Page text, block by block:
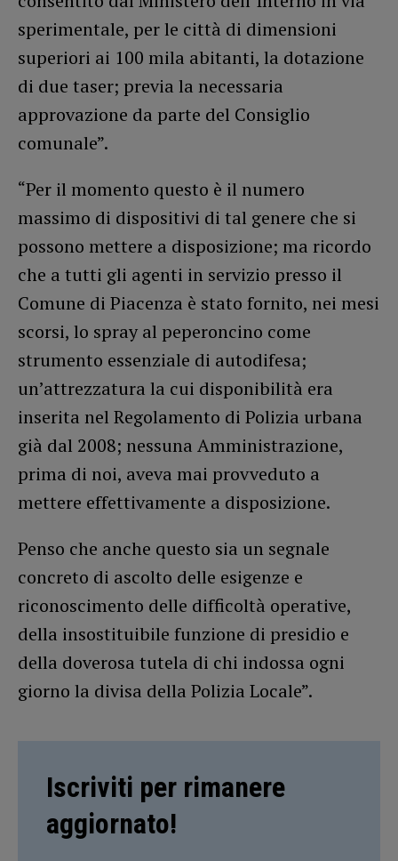
sperimentale, per le città di dimensioni
superiori ai 100 mila abitanti, la dotazione
di due taser; previa la necessaria
approvazione da parte del Consiglio
comunale”.
“Per il momento questo è il numero
massimo di dispositivi di tal genere che si
possono mettere a disposizione; ma ricordo
che a tutti gli agenti in servizio presso il
Comune di Piacenza è stato fornito, nei mesi
scorsi, lo spray al peperoncino come
strumento essenziale di autodifesa;
un’attrezzatura la cui disponibilità era
inserita nel Regolamento di Polizia urbana
già dal 2008; nessuna Amministrazione,
prima di noi, aveva mai provveduto a
mettere effettivamente a disposizione.
Penso che anche questo sia un segnale
concreto di ascolto delle esigenze e
riconoscimento delle difficoltà operative,
della insostituibile funzione di presidio e
della doverosa tutela di chi indossa ogni
giorno la divisa della Polizia Locale”.
Iscriviti per rimanere
aggiornato!